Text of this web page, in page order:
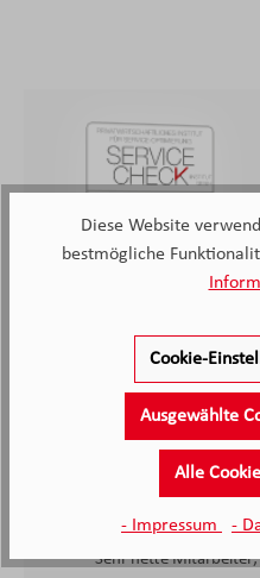
Sehr nette
Diese Website
bestmögliche
Cookie-
Ausgewählte
Alle
- Impressum -